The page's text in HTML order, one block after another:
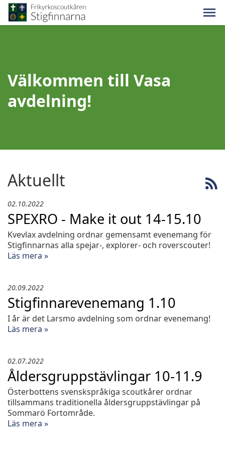
Välkommen till Vasa
avdelning!
Aktuellt
SPEXRO - Make it out 14-15.10
Kvevlax avdelning ordnar gemensamt evenemang för
Stigfinnarnas alla spejar-, explorer- och roverscouter!
Läs mera »
02.10.2022
Stigfinnarevenemang 1.10
I år är det Larsmo avdelning som ordnar evenemang!
Läs mera »
20.09.2022
Åldersgruppstävlingar 10-11.9
Österbottens svenskspråkiga scoutkårer ordnar
tillsammans traditionella åldersgruppstävlingar på
Sommarö Fortområde.
Läs mera »
02.07.2022